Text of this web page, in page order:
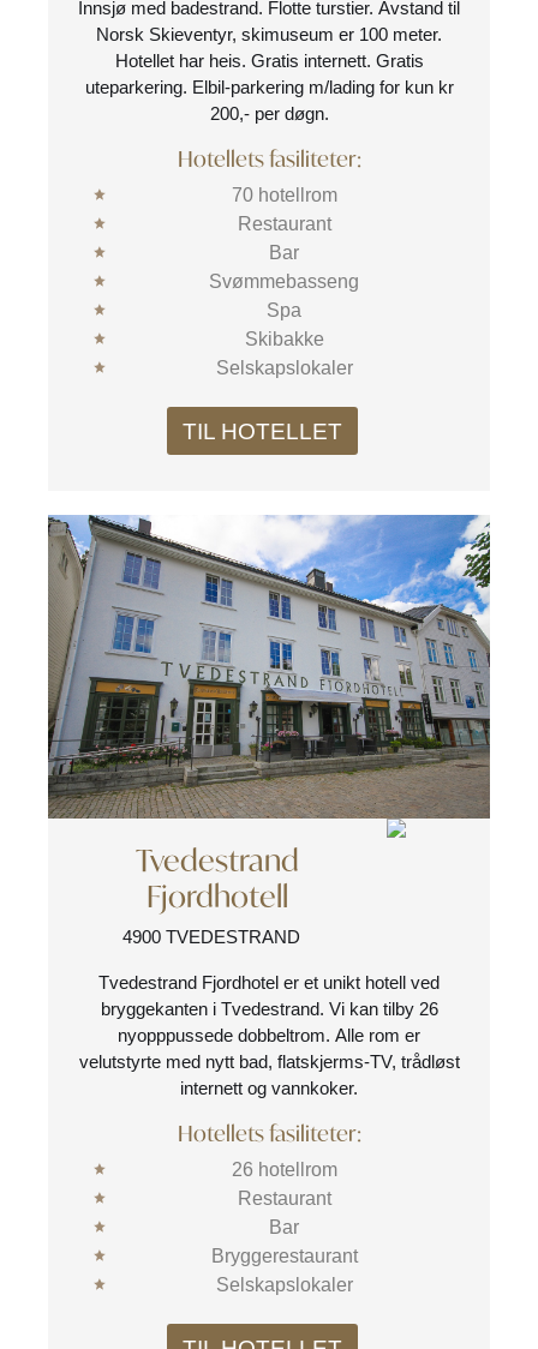
Innsjø med badestrand. Flotte turstier. Avstand til
Norsk Skieventyr, skimuseum er 100 meter.
Hotellet har heis. Gratis internett. Gratis
uteparkering. Elbil-parkering m/lading for kun kr
200,- per døgn.
Hotellets fasiliteter:
70 hotellrom
Restaurant
Bar
Svømmebasseng
Spa
Skibakke
Selskapslokaler
TIL HOTELLET
Tvedestrand
Fjordhotell
4900 TVEDESTRAND
Tvedestrand Fjordhotel er et unikt hotell ved
bryggekanten i Tvedestrand. Vi kan tilby 26
nyopppussede dobbeltrom. Alle rom er
velutstyrte med nytt bad, flatskjerms-TV, trådløst
internett og vannkoker.
Hotellets fasiliteter:
26 hotellrom
Restaurant
Bar
Bryggerestaurant
Selskapslokaler